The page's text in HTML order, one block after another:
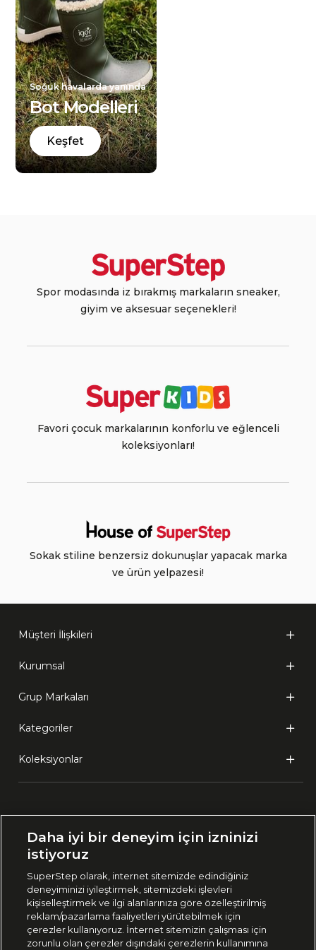
Soğuk havalarda yanında
Bot Modelleri
Keşfet
Spor modasında iz bırakmış markaların sneaker,
giyim ve aksesuar seçenekleri!
Favori çocuk markalarının konforlu ve eğlenceli
koleksiyonları!
Sokak stiline benzersiz dokunuşlar yapacak marka
ve ürün yelpazesi!
Müşteri İlişkileri
Kurumsal
Grup Markaları
Kategoriler
Koleksiyonlar
🇹🇷 Türkiye
444 37 36
Daha iyi bir deneyim için izninizi
istiyoruz
SuperStep olarak, internet sitemizde edindiğiniz
deneyiminizi iyileştirmek, sitemizdeki işlevleri
kişiselleştirmek ve ilgi alanlarınıza göre özelleştirilmiş
reklam/pazarlama faaliyetleri yürütebilmek için
çerezler kullanıyoruz. İnternet sitemizin çalışması için
zorunlu olan çerezler dışındaki çerezlerin kullanımına